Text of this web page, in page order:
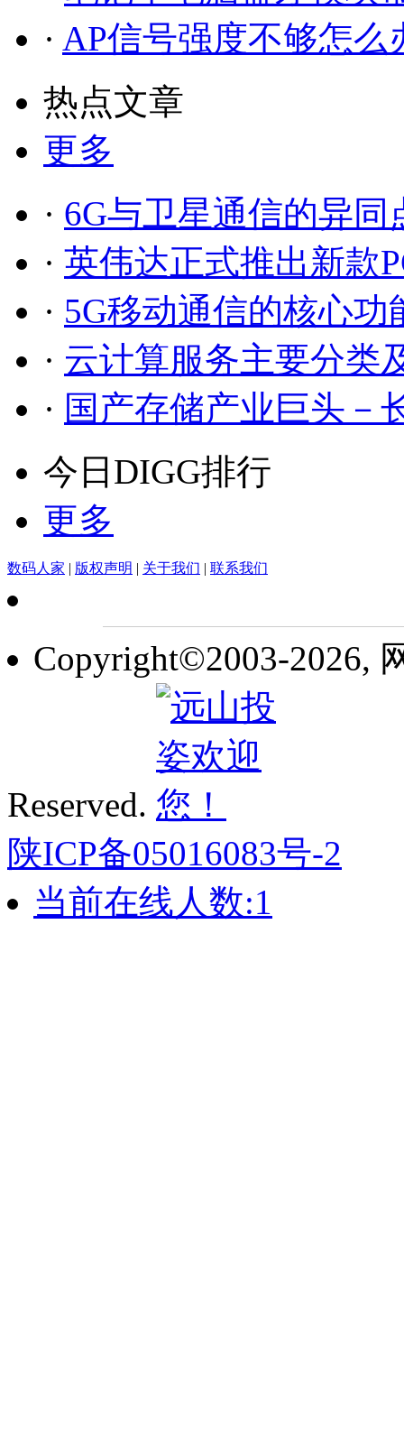
· AP信号强度不够怎么
热点文章
更多
· 6G与卫星通信的异同
· 英伟达正式推出新款
· 5G移动通信的核心功
· 云计算服务主要分类
· 国产存储产业巨头－
今日DIGG排行
更多
数码人家 | 版权声明 | 关于我们 | 联系我们
Copyright©2003-2026,
Reserved.
陕ICP备05016083号-2
当前在线人数:1